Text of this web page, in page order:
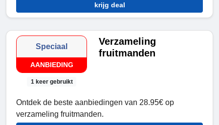
krijg deal
Speciaal
AANBIEDING
1 keer gebruikt
Verzameling
fruitmanden
Ontdek de beste aanbiedingen van 28.95€ op
verzameling fruitmanden.